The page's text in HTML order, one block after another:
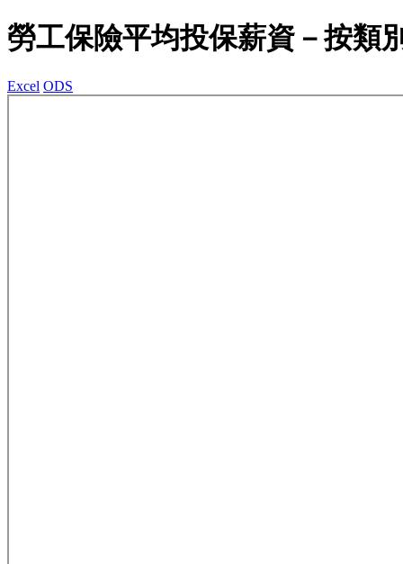
勞工保險平均投保薪資－按類
Excel ODS